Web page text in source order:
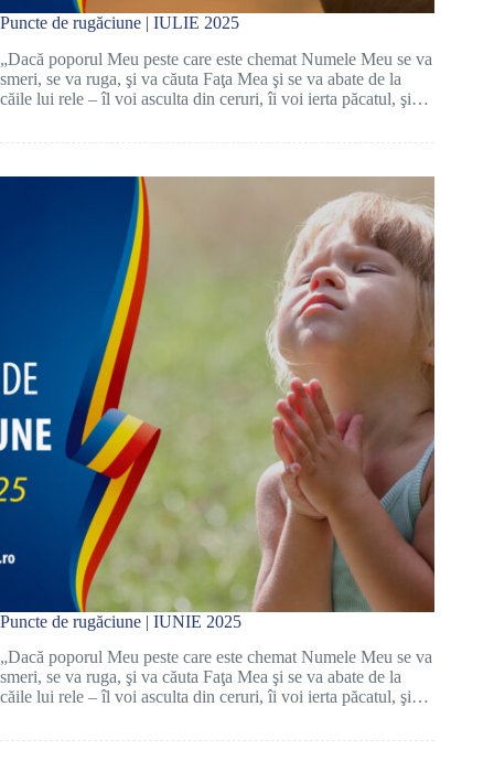
Puncte de rugăciune | IULIE 2025
„Dacă poporul Meu peste care este chemat Numele Meu se va
smeri, se va ruga, şi va căuta Faţa Mea şi se va abate de la
căile lui rele – îl voi asculta din ceruri, îi voi ierta păcatul, şi…
Puncte de rugăciune | IUNIE 2025
„Dacă poporul Meu peste care este chemat Numele Meu se va
smeri, se va ruga, şi va căuta Faţa Mea şi se va abate de la
căile lui rele – îl voi asculta din ceruri, îi voi ierta păcatul, şi…